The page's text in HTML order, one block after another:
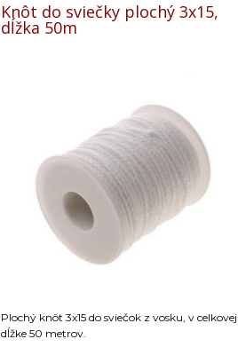
Knôt do sviečky plochý 3x15,
dĺžka 50m
Plochý knôt 3x15 do sviečok z vosku, v celkovej
dĺžke 50 metrov.